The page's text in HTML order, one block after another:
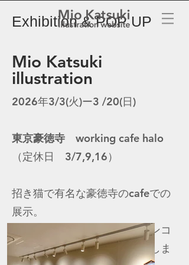
Exhibition & POP UP
Mio Katsuki
illustration
2026年3/3(火)ー3 /20(日)
東京豪徳寺 working cafe halo
（定休日 3/7,9,16）
招き猫で有名な豪徳寺のcafeでの
展示。
ぎゅっぎゅっと詰まったニャンコ
たちを、アナログで描き下ろしま